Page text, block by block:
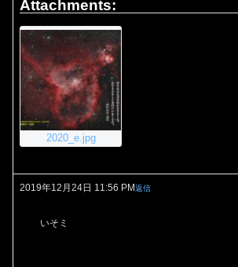
Attachments:
2020_e.jpg
2019年12月24日 11:56 PM返信
いそミ